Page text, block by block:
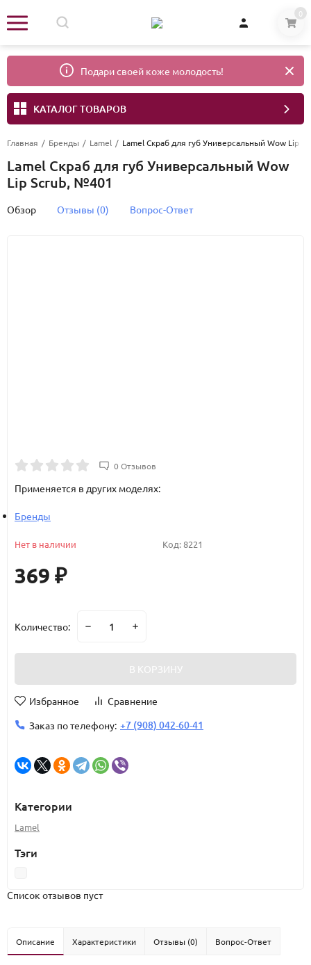
0
Подари своей коже молодость!
КАТАЛОГ ТОВАРОВ
Главная / Бренды / Lamel / Lamel Скраб для губ Универсальный Wow Lip
Lamel Скраб для губ Универсальный Wow
Lip Scrub, №401
Обзор Отзывы (0) Вопрос-Ответ
0 Отзывов
Применяется в других моделях:
Бренды
Нет в наличии Код:8221
369 ₽
Количество:
В КОРЗИНУ
Избранное
Сравнение
Заказ по телефону: +7 (908) 042-60-41
Категории
Lamel
Тэги
Список отзывов пуст
Описание Характеристики Отзывы (0) Вопрос-Ответ